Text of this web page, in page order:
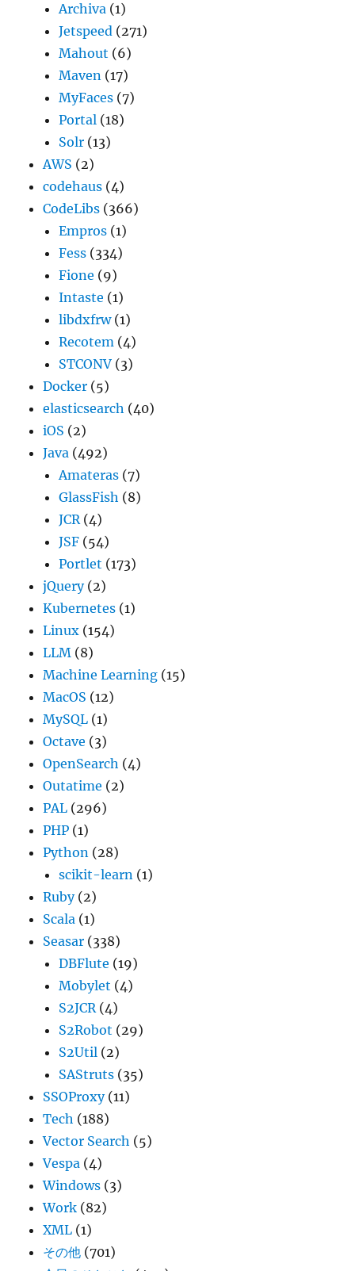
Archiva (1)
Jetspeed (271)
Mahout (6)
Maven (17)
MyFaces (7)
Portal (18)
Solr (13)
AWS (2)
codehaus (4)
CodeLibs (366)
Empros (1)
Fess (334)
Fione (9)
Intaste (1)
libdxfrw(1)
Recotem (4)
STCONV (3)
Docker (5)
elasticsearch (40)
iOS (2)
Java (492)
Amateras (7)
GlassFish (8)
JCR(4)
JSF (54)
Portlet (173)
jQuery(2)
Kubernetes (1)
Linux (154)
LLM (8)
Machine Learning (15)
MacOS (12)
MySQL (1)
Octave (3)
OpenSearch (4)
Outatime (2)
PAL (296)
PHP (1)
Python (28)
scikit-learn (1)
Ruby(2)
Scala (1)
Seasar (338)
DBFlute (19)
Mobylet (4)
S2JCR(4)
S2Robot (29)
S2Util (2)
SAStruts (35)
SSOProxy(11)
Tech (188)
Vector Search (5)
Vespa (4)
Windows (3)
Work (82)
XML (1)
その他 (701)